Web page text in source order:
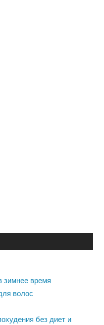
зимнее время
волос
без диет и